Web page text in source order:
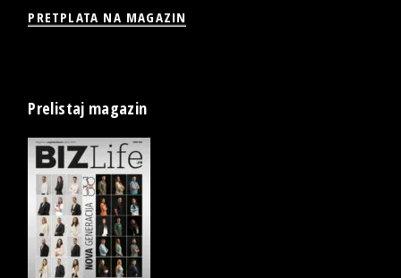
PRETPLATA NA MAGAZIN
Prelistaj magazin